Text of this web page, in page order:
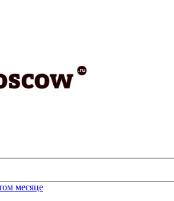
месяце